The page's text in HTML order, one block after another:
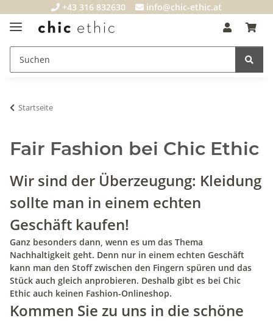
+43 316 832630 info@chic-ethic.at
Startseite
Fair Fashion bei Chic Ethic
Wir sind der Überzeugung: Kleidung
sollte man in einem echten
Geschäft kaufen!
Ganz besonders dann, wenn es um das Thema
Nachhaltigkeit geht. Denn nur in einem echten Geschäft
kann man den Stoff zwischen den Fingern spüren und das
Stück auch gleich anprobieren. Deshalb gibt es bei Chic
Ethic auch keinen Fashion-Onlineshop.
Kommen Sie zu uns in die schöne